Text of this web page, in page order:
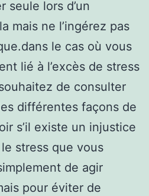
seule lors d’un
mais ne l’ingérez pas
le cas où vous
lié à l’excès de stress
de consulter
différentes façons de
s’il existe un injustice
stress que vous
de agir
pour éviter de